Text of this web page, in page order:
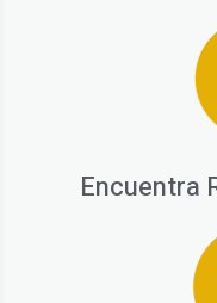
Encuentra